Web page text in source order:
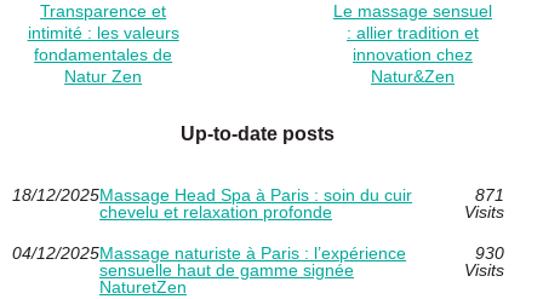
Transparence et
intimité : les valeurs
fondamentales de
Natur Zen
Le massage sensuel
: allier tradition et
innovation chez
Natur&Zen
Up-to-date posts
18/12/2025Massage Head Spa à Paris : soin du cuir
chevelu et relaxation profonde
871
Visits
04/12/2025Massage naturiste à Paris : l’expérience
sensuelle haut de gamme signée
NaturetZen
930
Visits